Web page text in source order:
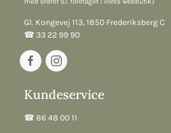
Gl. Kongevej 113, 1850 Frederiksberg C
☎︎ 33 22 99 90
Kundeservice
☎︎ 86 48 00 11